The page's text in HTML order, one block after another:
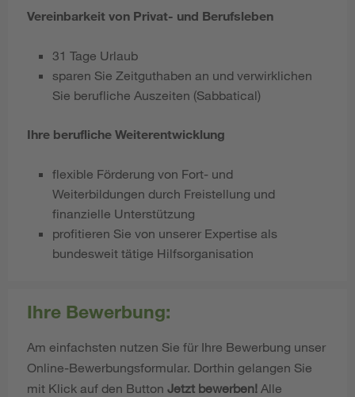
Vereinbarkeit von Privat- und Berufsleben
31 Tage Urlaub
sparen Sie Zeitguthaben an und verwirklichen
Sie berufliche Auszeiten (Sabbatical)
Ihre berufliche Weiterentwicklung
flexible Förderung von Fort- und
Weiterbildungen durch Freistellung und
finanzielle Unterstützung
profitieren Sie von unserer Expertise als
bundesweit tätige Hilfsorganisation
Ihre Bewerbung:
Am einfachsten nutzen Sie für Ihre Bewerbung unser
Online-Bewerbungsformular. Dorthin gelangen Sie
mit Klick auf den Button Jetzt bewerben! Alle